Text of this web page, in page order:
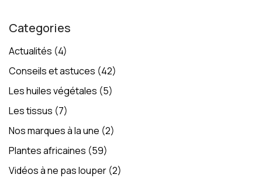
Categories
Actualités (4)
Conseils et astuces (42)
Les huiles végétales (5)
Les tissus (7)
Nos marques à la une (2)
Plantes africaines (59)
Vidéos à ne pas louper (2)